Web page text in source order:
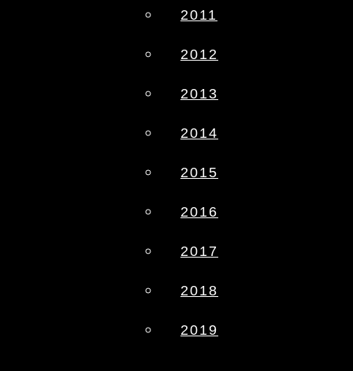
2011
2012
2013
2014
2015
2016
2017
2018
2019